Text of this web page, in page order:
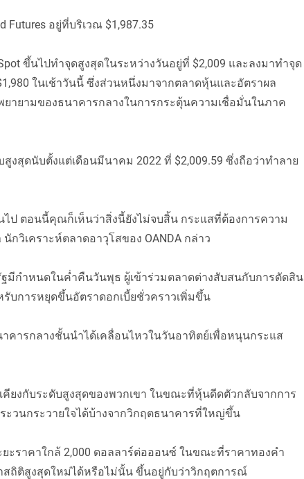
Futures อยู่ที่บริเวณ $1,987.35
ขึ้นไปทำจุดสูงสุดในระหว่างวันอยู่ที่ $2,009 และลงมาทำจุด
ในเช้าวันนี้ ซึ่งส่วนหนึ่งมาจากตลาดหุ้นและอัตราผล
ายามของธนาคารกลางในการกระตุ้นความเชื่อมั่นในภาค
งสุดนับตั้งแต่เดือนมีนาคม 2022 ที่ $2,009.59 ซึ่งถือว่าทำลาย
ป ตอนนี้คุณก็เห็นว่าสิ่งนี้ยังไม่จบสิ้น กระแสที่ต้องการความ
กวิเคราะห์ตลาดอาวุโสของ OANDA กล่าว
มีกำหนดในค่ำคืนวันพุธ ผู้เข้าร่วมตลาดต่างสับสนกับการตัดสิน
บการหยุดขึ้นอัตราดอกเบี้ยชั่วคราวเพิ่มขึ้น
คารกลางชั้นนำได้เคลื่อนไหวในวันอาทิตย์เพื่อหนุนกระแส
คียงกับระดับสูงสุดของพวกเขา ในขณะที่หุ้นดีดตัวกลับจากการ
ะวนกระวายใจได้บ้างจากวิกฤตธนาคารที่ใหญ่ขึ้น
ะราคาใกล้ 2,000 ดอลลาร์ต่อออนซ์ ในขณะที่ราคาทองคำ
สถิติสูงสุดใหม่ได้หรือไม่นั้น ขึ้นอยู่กับว่าวิกฤตการณ์